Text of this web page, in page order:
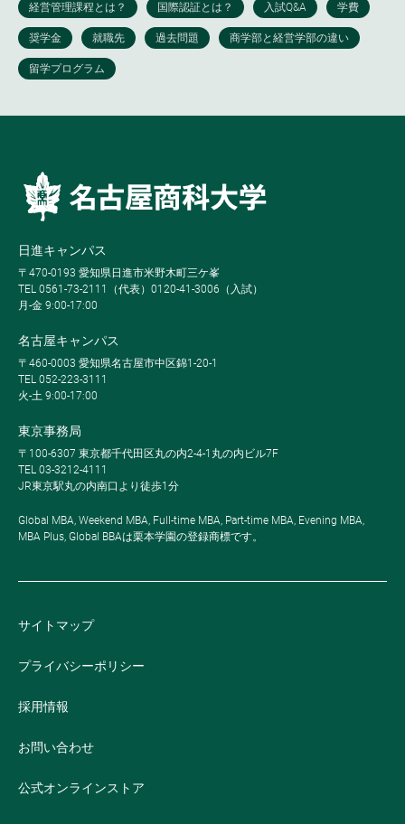
日進キャンパス
〒470-0193 愛知県日進市米野木町三ケ峯
TEL 0561-73-2111（代表）0120-41-3006（入試）
月-金 9:00-17:00
名古屋キャンパス
〒460-0003 愛知県名古屋市中区錦1-20-1
TEL 052-223-3111
火-土 9:00-17:00
東京事務局
〒100-6307 東京都千代田区丸の内2-4-1丸の内ビル7F
TEL 03-3212-4111
JR東京駅丸の内南口より徒歩1分
Global MBA, Weekend MBA, Full-time MBA, Part-time MBA, Evening MBA,
MBA Plus, Global BBAは栗本学園の登録商標です。
サイトマップ
プライバシーポリシー
採用情報
お問い合わせ
公式オンラインストア